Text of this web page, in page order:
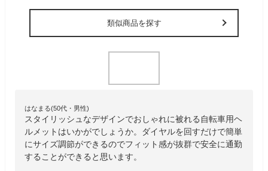
類似商品を探す
はなまる(50代・男性)
スタイリッシュなデザインでおしゃれに被れる自転車用ヘ
ルメットはいかがでしょうか。ダイヤルを回すだけで簡単
にサイズ調節ができるのでフィット感が抜群で安全に通勤
することができると思います。